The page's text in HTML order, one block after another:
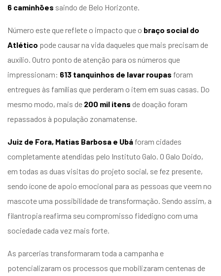
6 caminhões saindo de Belo Horizonte.
Número este que reflete o impacto que o braço social do
Atlético pode causar na vida daqueles que mais precisam de
auxílio. Outro ponto de atenção para os números que
impressionam: 613 tanquinhos de lavar roupas foram
entregues às famílias que perderam o item em suas casas. Do
mesmo modo, mais de 200 mil itens de doação foram
repassados à população zonamatense.
Juiz de Fora, Matias Barbosa e Ubá foram cidades
completamente atendidas pelo Instituto Galo. O Galo Doido,
em todas as duas visitas do projeto social, se fez presente,
sendo ícone de apoio emocional para as pessoas que veem no
mascote uma possibilidade de transformação. Sendo assim, a
filantropia reafirma seu compromisso fidedigno com uma
sociedade cada vez mais forte.
As parcerias transformaram toda a campanha e
potencializaram os processos que mobilizaram centenas de